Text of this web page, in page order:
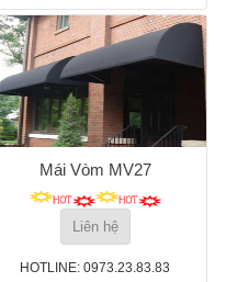
Mái Vòm MV27
Liên hệ
HOTLINE: 0973.23.83.83